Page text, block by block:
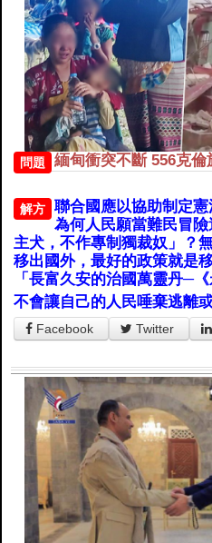
問題 緬甸衝突不斷 556克倫
解方
聯合國應以協助制定憲
為何人民願當難民冒
主犬，不作專制獨裁奴」？
移出國外，最好的政策就是
「長富久安的治國萬靈丹─
不會讓自己的人民唾棄逃離
Facebook Twitter